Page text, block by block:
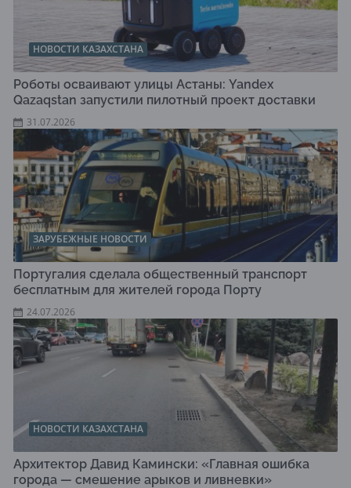
НОВОСТИ КАЗАХСТАНА
Роботы осваивают улицы Астаны: Yandex
Qazaqstan запустили пилотный проект доставки
31.07.2026
ЗАРУБЕЖНЫЕ НОВОСТИ
Португалия сделала общественный транспорт
бесплатным для жителей города Порту
24.07.2026
НОВОСТИ КАЗАХСТАНА
Архитектор Давид Камински: «Главная ошибка
города — смешение арыков и ливневки»